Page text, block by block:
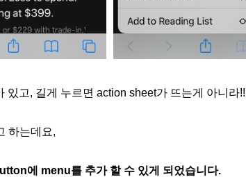
있고, 길게 누르면 action sheet가 뜨는게 아니라
하는데요,
에 menu를 추가 할 수 있게 되었습니다.